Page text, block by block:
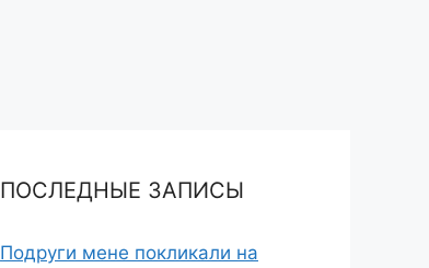
ПОСЛЕДНЫЕ ЗАПИСЫ
Подруги мене покликали на